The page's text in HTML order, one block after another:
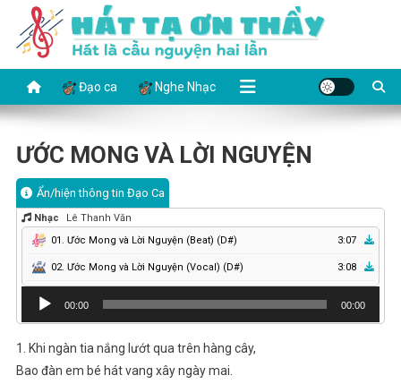
content
HÁT TẠ ƠN THẦY
Hát là cầu nguyện hai lần
Đạo ca
Nghe Nhạc
ƯỚC MONG VÀ LỜI NGUYỆN
Ẩn/hiện thông tin Đạo Ca
Nhạc
Lê Thanh Văn
01. Ước Mong và Lời Nguyện (Beat) (D#)
3:07
02. Ước Mong và Lời Nguyện (Vocal) (D#) 3:08
Audio
Player
00:00 00:00
1. Khi ngàn tia nắng lướt qua trên hàng cây,
Bao đàn em bé hát vang xây ngày mai.